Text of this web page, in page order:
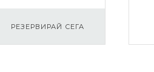
РЕЗЕРВИРАЙ СЕГА